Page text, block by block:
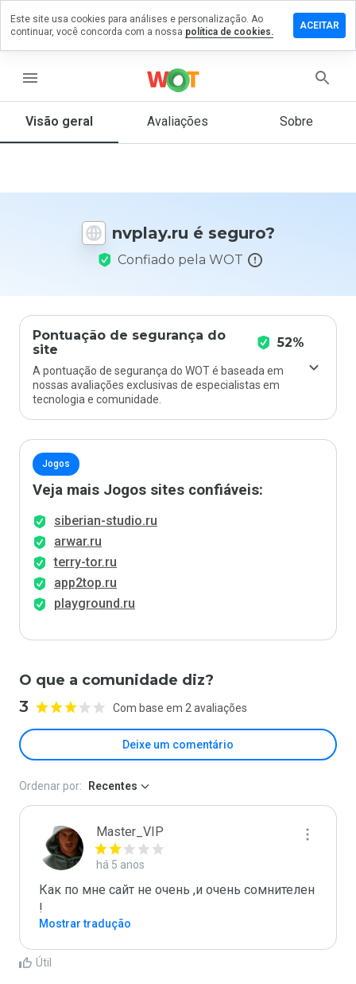
menu
Visão geral Avaliações Sobre
nvplay.ru é seguro?
Confiado pela WOT
Pontuação de segurança do
site
52%
A pontuação de segurança do WOT é baseada em
nossas avaliações exclusivas de especialistas em
tecnologia e comunidade.
Jogos
Veja mais Jogos sites confiáveis:
siberian-studio.ru
arwar.ru
terry-tor.ru
app2top.ru
playground.ru
O que a comunidade diz?
3 Com base em 2 avaliações
Deixe um comentário
um
que
Ordenar por: Recentes
Master_VIP
há 5 anos
Как по мне сайт не очень ,и очень сомнителен
!
Mostrar tradução
Útil
Este site usa cookies para análises e personalização. Ao
continuar, você concorda com a nossa política de cookies.
ACEITAR